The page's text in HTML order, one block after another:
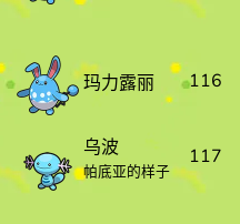
玛力露丽 116
乌波
帕底亚的样子
117